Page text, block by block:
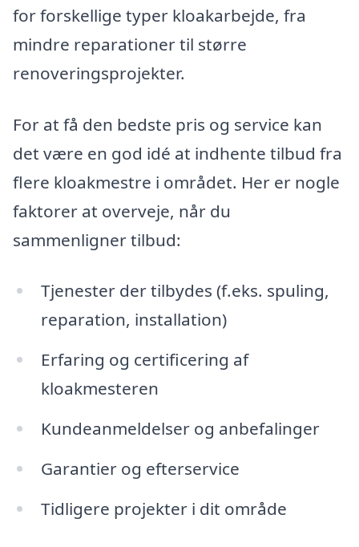
for forskellige typer kloakarbejde, fra
mindre reparationer til større
renoveringsprojekter.
For at få den bedste pris og service kan
det være en god idé at indhente tilbud fra
flere kloakmestre i området. Her er nogle
faktorer at overveje, når du
sammenligner tilbud:
Tjenester der tilbydes (f.eks. spuling,
reparation, installation)
Erfaring og certificering af
kloakmesteren
Kundeanmeldelser og anbefalinger
Garantier og efterservice
Tidligere projekter i dit område